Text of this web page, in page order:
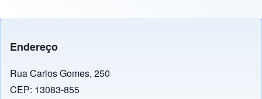
Endereço
Rua Carlos Gomes, 250
CEP: 13083-855